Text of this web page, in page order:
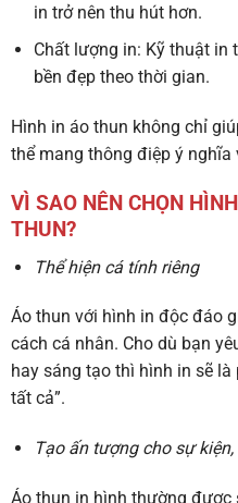
in trở nên thu hút hơn.
Chất lượng in: Kỹ thuật in
bền đẹp theo thời gian.
Hình in áo thun không chỉ
thể mang thông điệp ý
VÌ SAO NÊN CHỌN
THUN?
Thể hiện cá tính riêng
Áo thun với hình in độc đáo
cách cá nhân. Cho dù bạn
hay sáng tạo thì hình in sẽ
tất cả”.
Tạo ấn tượng cho sự
Áo thun in hình thường được